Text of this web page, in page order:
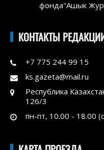
фонда"Ашык
КОНТАКТЫ
+7 775 244 99 15
ks.gazeta@mail.ru
Республика
126/3
пн-пт, 10.00 - 18.00